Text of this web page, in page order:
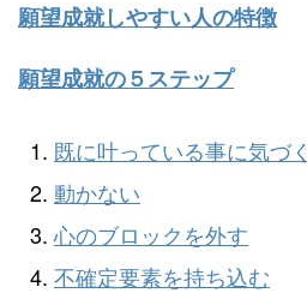
願望成就しやすい人の特徴
願望成就の５ステップ
既に叶っている事に気づく
動かない
心のブロックを外す
不確定要素を持ち込む